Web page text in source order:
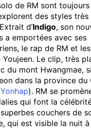
de RM sont toujours
des styles
d’Indigo, son
a emportées avec ses
le rap de RM et
Le clip, très
du mont Hwangmae,
dans la province du
Yonhap). RM se
qui font la
couchers de
qui est visible la nuit